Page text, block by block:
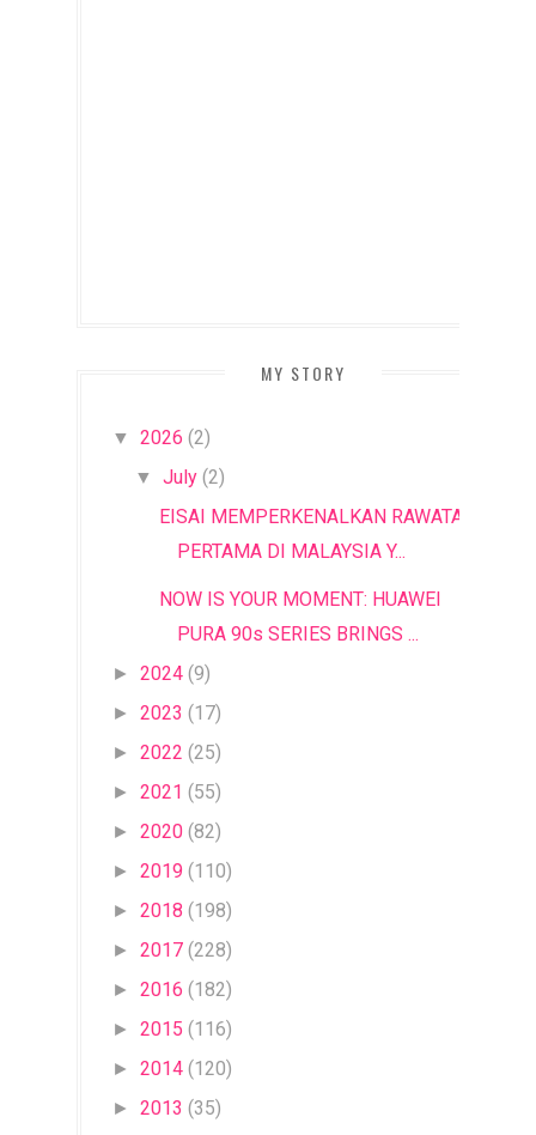
MY STORY
▼ 2026 (2)
▼ July (2)
EISAI MEMPERKENALKAN RAWATAN
PERTAMA DI MALAYSIA Y...
NOW IS YOUR MOMENT: HUAWEI
PURA 90s SERIES BRINGS ...
► 2024 (9)
► 2023 (17)
► 2022 (25)
► 2021 (55)
► 2020 (82)
► 2019 (110)
► 2018 (198)
► 2017 (228)
► 2016 (182)
► 2015 (116)
► 2014 (120)
► 2013 (35)